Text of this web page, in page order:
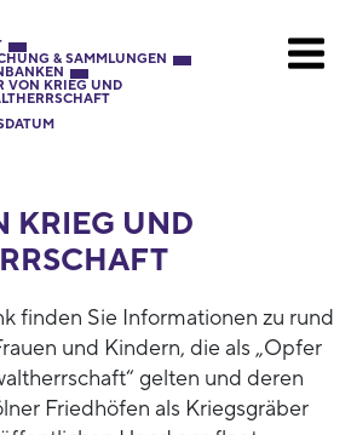
& SAMMLUNGEN
VON KRIEG UND
KRIEG UND
finden Sie Informationen zu rund
und Kindern, die als „Opfer
gelten und deren
Friedhöfen als Kriegsgräber